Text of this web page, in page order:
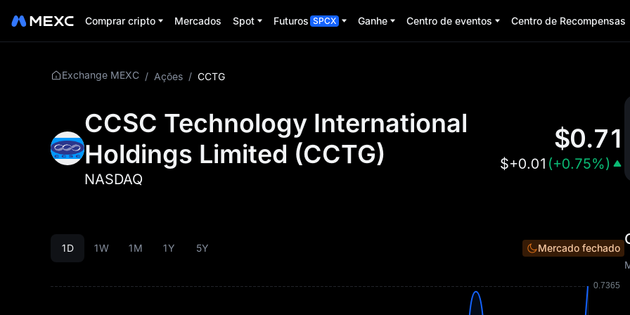
Comprar cripto Mercados Spot Futuros SPCX Ganhe Centro de eventos Centro de Recompensas
Exchange MEXC / Ações / CCTG
CCSC Technology International
Holdings Limited (CCTG)
NASDAQ
$0.71
$+0.01 (+0.75%)
1D 1W 1M 1Y 5Y Mercado fechado